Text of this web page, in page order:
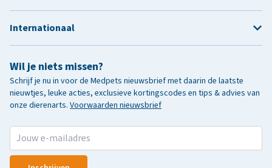
Wil je niets missen?
Schrijf je nu in voor de Medpets nieuwsbrief met daarin de laatste
nieuwtjes, leuke acties, exclusieve kortingscodes en tips & advies van
onze dierenarts. Voorwaarden nieuwsbrief
Internationaal